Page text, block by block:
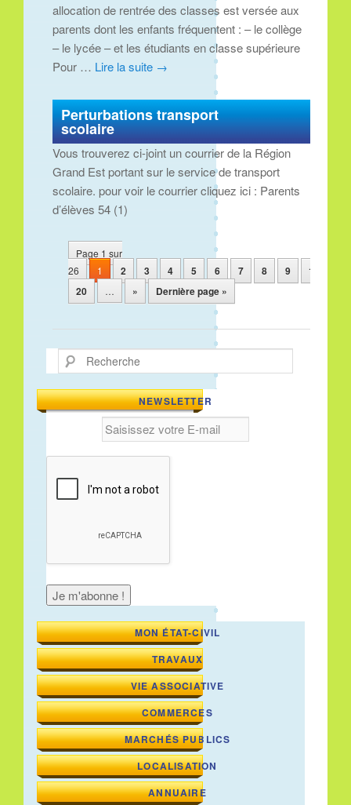
allocation de rentrée des classes est versée aux
parents dont les enfants fréquentent : – le collège
– le lycée – et les étudiants en classe supérieure
Pour … Lire la suite →
Perturbations transport
scolaire
Vous trouverez ci-joint un courrier de la Région
Grand Est portant sur le service de transport
scolaire. pour voir le courrier cliquez ici : Parents
d’élèves 54 (1)
Navigation des articles
Page 1 sur
26
1 2 3 4 5 6 7 8 9 10
20 … » Dernière page »
Recherche
NEWSLETTER
MON ÉTAT-CIVIL
TRAVAUX
VIE ASSOCIATIVE
COMMERCES
MARCHÉS PUBLICS
LOCALISATION
ANNUAIRE